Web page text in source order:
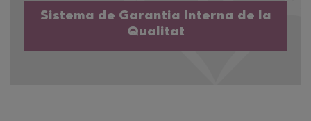
Sistema de Garantia Interna de la
Qualitat